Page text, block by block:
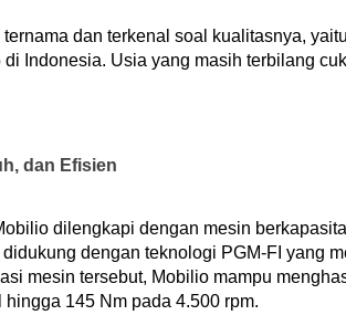
dan terkenal soal kualitasnya,
Indonesia. Usia yang masih terbilang
dan Efisien
dilengkapi dengan mesin
dengan teknologi PGM-FI yang
mesin tersebut, Mobilio mampu
145 Nm pada 4.500 rpm.